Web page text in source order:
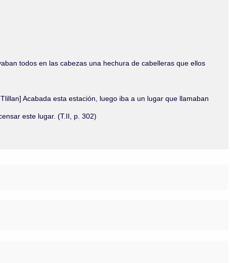
Wimmer
todos en las cabezas una hechura de cabelleras que ellos
Acabada esta estación, luego iba a un lugar que llamaban
este lugar. (T.II, p. 302)